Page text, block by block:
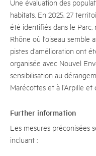
Une évaluation des
habitats. En 2025, 27
été identifiés dans le
Rhône où l'oiseau semble
pistes d’amélioration ont
organisée avec Nouvel
sensibilisation au
Marécottes et à l’Arpille et
Further information
Les mesures préconisées
incluant :